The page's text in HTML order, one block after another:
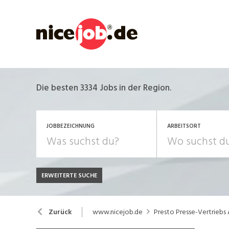
Die besten 3334 Jobs in der Region.
JOBBEZEICHNUNG ARBEITSORT
JOB-TYP
Festanstellung
Bank, Versicherung
Chemie, Pharma, Biotechnologie
ERWEITERTE SUCHE
Zurück www.nicejob.de Presto Presse-Vertriebs